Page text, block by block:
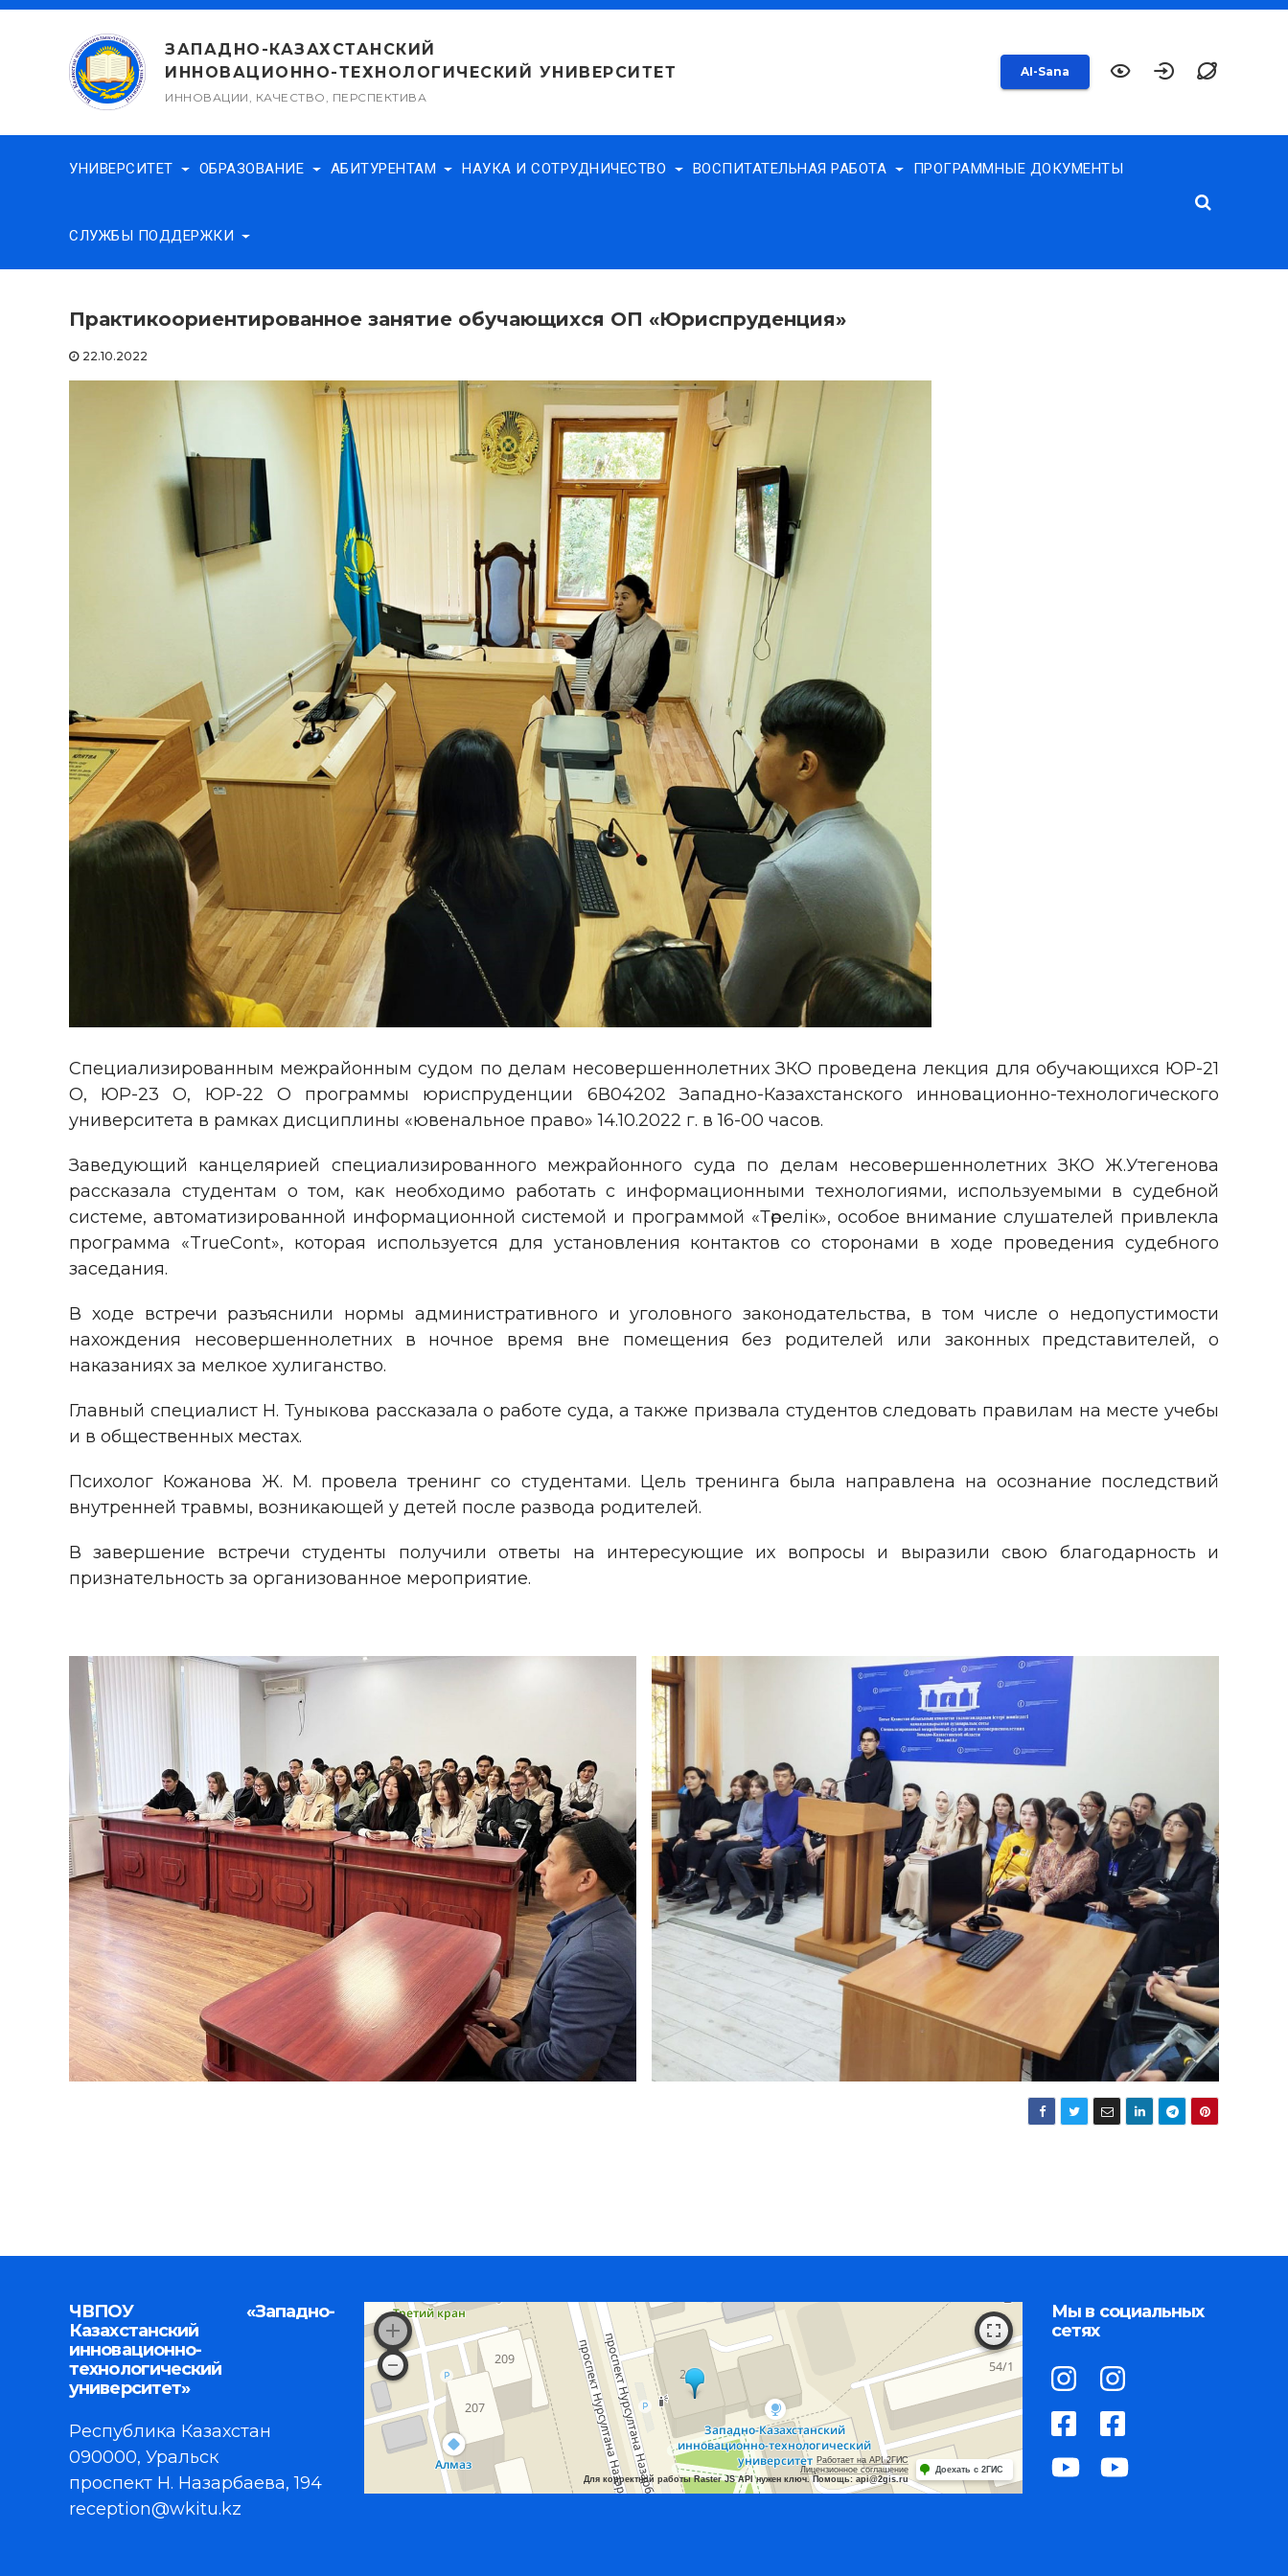
Перейти
содержимому
ЗАПАДНО-КАЗАХСТАНСКИЙ
ИННОВАЦИОННО-ТЕХНОЛОГИЧЕСКИЙ УНИВЕРСИТЕТ
ИННОВАЦИИ, КАЧЕСТВО, ПЕРСПЕКТИВА
AI-Sana
УНИВЕРСИТЕТ ОБРАЗОВАНИЕ АБИТУРЕНТАМ НАУКА И СОТРУДНИЧЕСТВО ВОСПИТАТЕЛЬНАЯ РАБОТА ПРОГРАММНЫЕ ДОКУМЕНТЫ
СЛУЖБЫ ПОДДЕРЖКИ
Практикоориентированное занятие обучающихся ОП «Юриспруденция»
22.10.2022
Специализированным межрайонным судом по делам несовершеннолетних ЗКО проведена лекция для обучающихся ЮР-21
О, ЮР-23 О, ЮР-22 О программы юриспруденции 6В04202 Западно-Казахстанского инновационно-технологического
университета в рамках дисциплины «ювенальное право» 14.10.2022 г. в 16-00 часов.
Заведующий канцелярией специализированного межрайонного суда по делам несовершеннолетних ЗКО Ж.Утегенова
рассказала студентам о том, как необходимо работать с информационными технологиями, используемыми в судебной
системе, автоматизированной информационной системой и программой «Төрелік», особое внимание слушателей привлекла
программа «TrueCont», которая используется для установления контактов со сторонами в ходе проведения судебного
заседания.
В ходе встречи разъяснили нормы административного и уголовного законодательства, в том числе о недопустимости
нахождения несовершеннолетних в ночное время вне помещения без родителей или законных представителей, о
наказаниях за мелкое хулиганство.
Главный специалист Н. Туныкова рассказала о работе суда, а также призвала студентов следовать правилам на месте учебы
и в общественных местах.
Психолог Кожанова Ж. М. провела тренинг со студентами. Цель тренинга была направлена на осознание последствий
внутренней травмы, возникающей у детей после развода родителей.
В завершение встречи студенты получили ответы на интересующие их вопросы и выразили свою благодарность и
признательность за организованное мероприятие.
ЧВПОУ «Западно-
Казахстанский
инновационно-
технологический
университет»
Республика Казахстан
090000, Уральск
проспект Н. Назарбаева, 194
reception@wkitu.kz
Работает на API 2ГИС
Лицензионное соглашение
Для корректной работы Raster JS API нужен ключ. Помощь: api@2gis.ru
Доехать с 2ГИС
Мы в социальных
сетях